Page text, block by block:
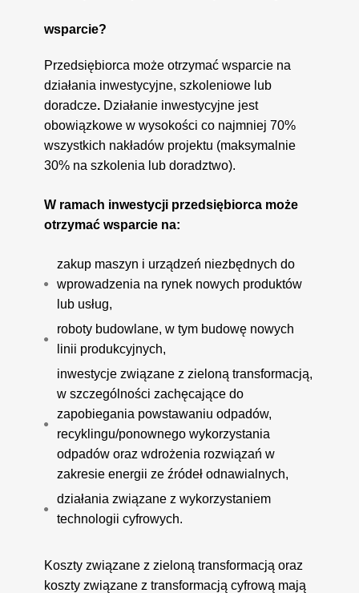
wsparcie?
Przedsiębiorca może otrzymać wsparcie na
działania inwestycyjne, szkoleniowe lub
doradcze. Działanie inwestycyjne jest
obowiązkowe w wysokości co najmniej 70%
wszystkich nakładów projektu (maksymalnie
30% na szkolenia lub doradztwo).
W ramach inwestycji przedsiębiorca może
otrzymać wsparcie na:
zakup maszyn i urządzeń niezbędnych do
wprowadzenia na rynek nowych produktów
lub usług,
roboty budowlane, w tym budowę nowych
linii produkcyjnych,
inwestycje związane z zieloną transformacją,
w szczególności zachęcające do
zapobiegania powstawaniu odpadów,
recyklingu/ponownego wykorzystania
odpadów oraz wdrożenia rozwiązań w
zakresie energii ze źródeł odnawialnych,
działania związane z wykorzystaniem
technologii cyfrowych.
Koszty związane z zieloną transformacją oraz
koszty związane z transformacją cyfrową mają